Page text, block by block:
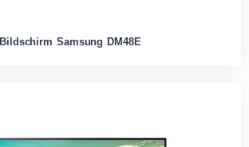
Bildschirm Samsung DM48E